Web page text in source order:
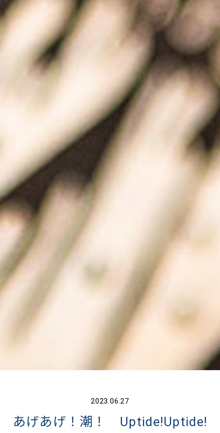
2023.06.27
あげあげ！潮！ Uptide!Uptide!